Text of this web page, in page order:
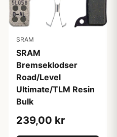
SRAM
SRAM
Bremseklodser
Road/Level
Ultimate/TLM Resin
Bulk
239,00 kr